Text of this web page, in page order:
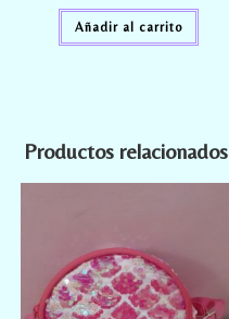
Añadir al carrito
Productos relacionados